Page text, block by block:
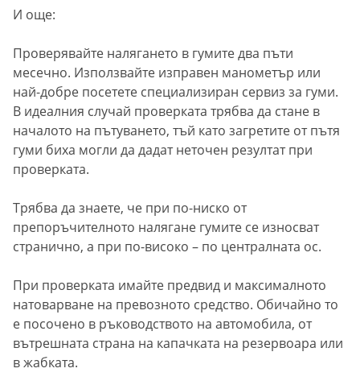
И още:
Проверявайте налягането в гумите два пъти
месечно. Използвайте изправен манометър или
най-добре посетете специализиран сервиз за гуми.
В идеалния случай проверката трябва да стане в
началото на пътуването, тъй като загретите от пътя
гуми биха могли да дадат неточен резултат при
проверката.
Трябва да знаете, че при по-ниско от
препоръчителното налягане гумите се износват
странично, а при по-високо – по централната ос.
При проверката имайте предвид и максималното
натоварване на превозното средство. Обичайно то
е посочено в ръководството на автомобила, от
вътрешната страна на капачката на резервоара или
в жабката.